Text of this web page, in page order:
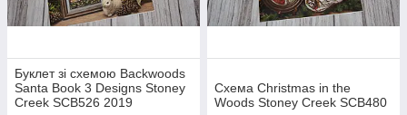
Буклет зі схемою Backwoods
Santa Book 3 Designs Stoney
Creek SCB526 2019
Схема Christmas in the
Woods Stoney Creek SCB480